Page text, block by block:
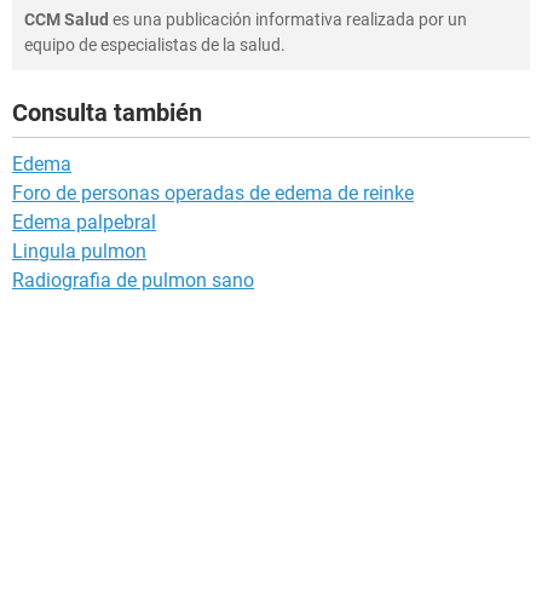
CCM Salud es una publicación informativa realizada por un
equipo de especialistas de la salud.
Consulta también
Edema
Foro de personas operadas de edema de reinke
Edema palpebral
Lingula pulmon
Radiografia de pulmon sano